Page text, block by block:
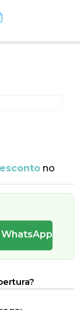
no